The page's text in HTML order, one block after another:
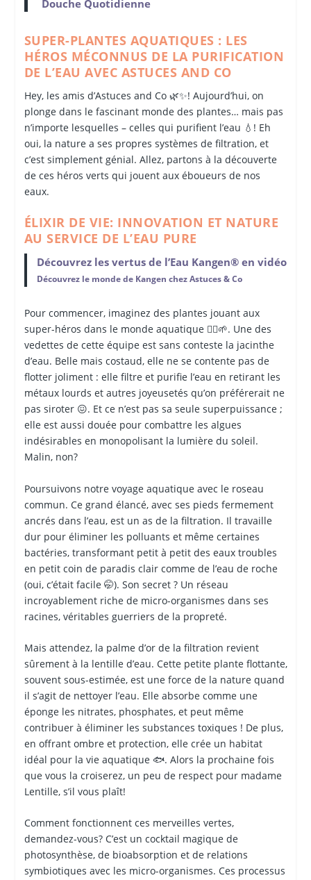
Douche Quotidienne
SUPER-PLANTES AQUATIQUES : LES
HÉROS MÉCONNUS DE LA PURIFICATION
DE L’EAU AVEC ASTUCES AND CO
Hey, les amis d’Astuces and Co 🌿✨! Aujourd’hui, on
plonge dans le fascinant monde des plantes… mais pas
n’importe lesquelles – celles qui purifient l’eau 💧! Eh
oui, la nature a ses propres systèmes de filtration, et
c’est simplement génial. Allez, partons à la découverte
de ces héros verts qui jouent aux éboueurs de nos
eaux.
ÉLIXIR DE VIE: INNOVATION ET NATURE
AU SERVICE DE L’EAU PURE
Découvrez les vertus de l’Eau Kangen® en vidéo
Découvrez le monde de Kangen chez Astuces & Co
Pour commencer, imaginez des plantes jouant aux
super-héros dans le monde aquatique 🦸‍♂️🌱. Une des
vedettes de cette équipe est sans conteste la jacinthe
d’eau. Belle mais costaud, elle ne se contente pas de
flotter joliment : elle filtre et purifie l’eau en retirant les
métaux lourds et autres joyeusetés qu’on préférerait ne
pas siroter 😖. Et ce n’est pas sa seule superpuissance ;
elle est aussi douée pour combattre les algues
indésirables en monopolisant la lumière du soleil.
Malin, non?
Poursuivons notre voyage aquatique avec le roseau
commun. Ce grand élancé, avec ses pieds fermement
ancrés dans l’eau, est un as de la filtration. Il travaille
dur pour éliminer les polluants et même certaines
bactéries, transformant petit à petit des eaux troubles
en petit coin de paradis clair comme de l’eau de roche
(oui, c’était facile 🤭). Son secret ? Un réseau
incroyablement riche de micro-organismes dans ses
racines, véritables guerriers de la propreté.
Mais attendez, la palme d’or de la filtration revient
sûrement à la lentille d’eau. Cette petite plante flottante,
souvent sous-estimée, est une force de la nature quand
il s’agit de nettoyer l’eau. Elle absorbe comme une
éponge les nitrates, phosphates, et peut même
contribuer à éliminer les substances toxiques ! De plus,
en offrant ombre et protection, elle crée un habitat
idéal pour la vie aquatique 🐟. Alors la prochaine fois
que vous la croiserez, un peu de respect pour madame
Lentille, s’il vous plaît!
Comment fonctionnent ces merveilles vertes,
demandez-vous? C’est un cocktail magique de
photosynthèse, de bioabsorption et de relations
symbiotiques avec les micro-organismes. Ces processus